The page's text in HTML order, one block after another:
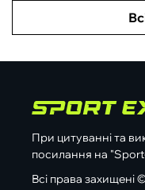
При цитуванні та
посилання на
Всі права